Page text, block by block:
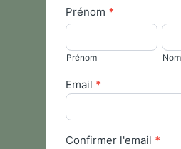
Form
general
Prénom *
Prénom
Prénom Nom
Email *
Confirmer l'email *